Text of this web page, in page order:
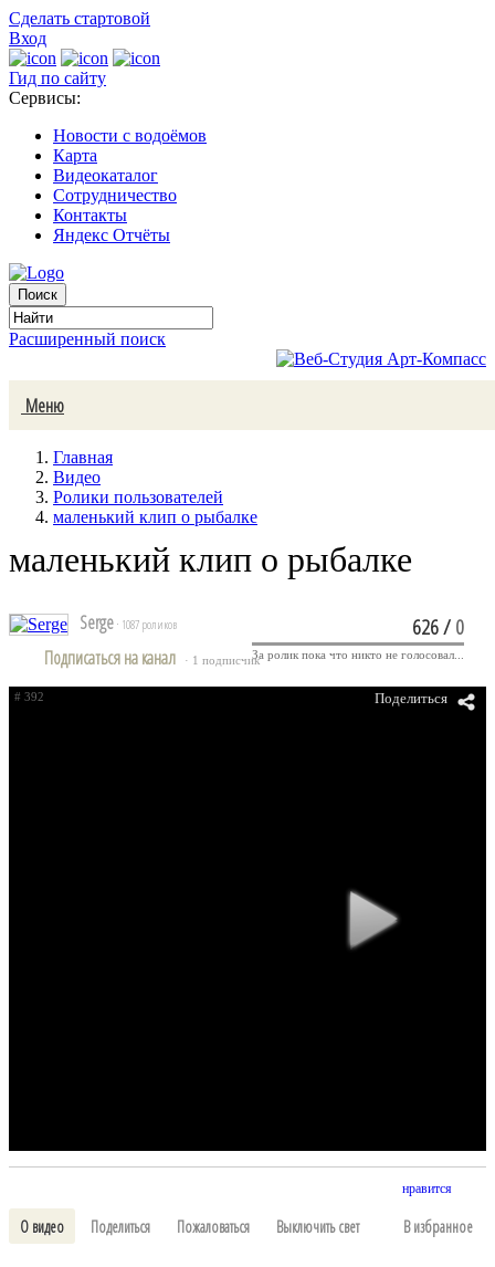
Сделать стартовой
Вход
Гид по сайту
Сервисы:
Новости с водоёмов
Карта
Видеокаталог
Сотрудничество
Контакты
Яндекс Отчёты
Расширенный поиск
Меню
Главная
Видео
Ролики пользователей
маленький клип о рыбалке
маленький клип о рыбалке
Serge · 1087 роликов
Подписаться на канал · 1 подписчик
# 392 Поделиться
626/0
За ролик пока что никто не голосовал...
нравится
О видео Поделиться Пожаловаться Выключить свет В избранное